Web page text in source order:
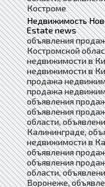
Костроме
Недвижимость
Estate news
объявления
Костромской
недвижимости в
недвижимости в
продажа
продажа
объявления
объявления
области,
Калининграде,
недвижимости в
объявления
объявления
области,
Воронеже,